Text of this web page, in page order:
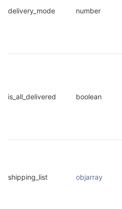
delivery_mode number
is_all_delivered boolean
shipping_list objarray